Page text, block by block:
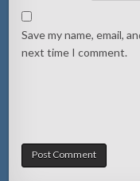
Save my name, email,
next time I comment.